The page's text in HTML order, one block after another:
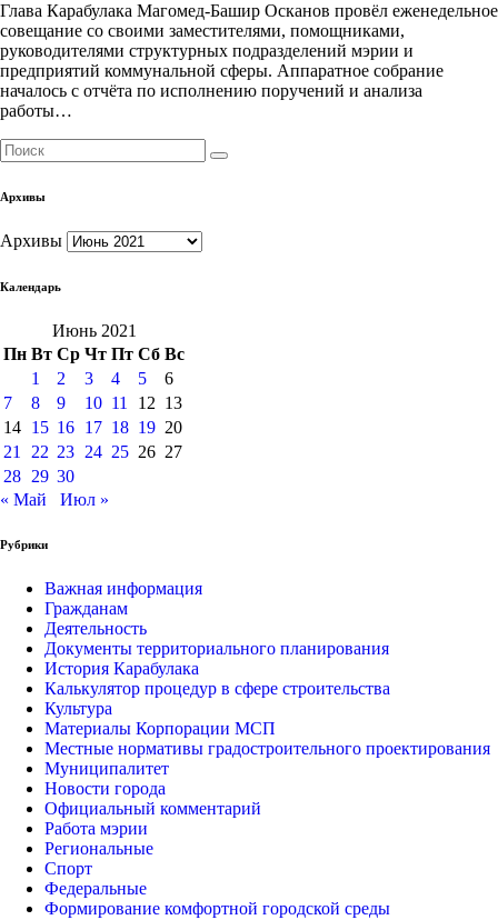
Глава Карабулака Магомед-Башир Осканов провёл еженедельное
совещание со своими заместителями, помощниками,
руководителями структурных подразделений мэрии и
предприятий коммунальной сферы. Аппаратное собрание
началось с отчёта по исполнению поручений и анализа
работы…
Архивы
Архивы
Календарь
Июнь 2021
Пн Вт Ср Чт Пт Сб Вс
1
2 3 4 5
6
7
8 9 10 11 12 13
14 15 16 17 18 19 20
21
22 23 24 25 26 27
28 29 30
« Май
Июл »
Рубрики
Важная информация
Гражданам
Деятельность
Документы территориального планирования
История Карабулака
Калькулятор процедур в сфере строительства
Культура
Материалы Корпорации МСП
Местные нормативы градостроительного проектирования
Муниципалитет
Новости города
Официальный комментарий
Работа мэрии
Региональные
Спорт
Федеральные
Формирование комфортной городской среды